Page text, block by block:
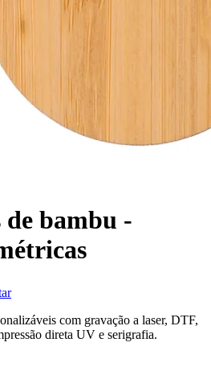
de bambu -
com gravação a laser, DTF,
direta UV e serigrafia.